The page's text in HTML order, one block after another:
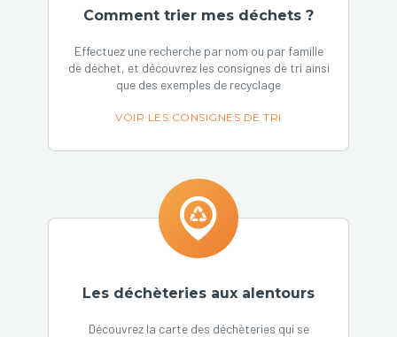
Comment trier mes déchets ?
Effectuez une recherche par nom ou par famille
de déchet, et découvrez les consignes de tri ainsi
que des exemples de recyclage
VOIR LES CONSIGNES DE TRI
Les déchèteries aux alentours
Découvrez la carte des déchèteries qui se